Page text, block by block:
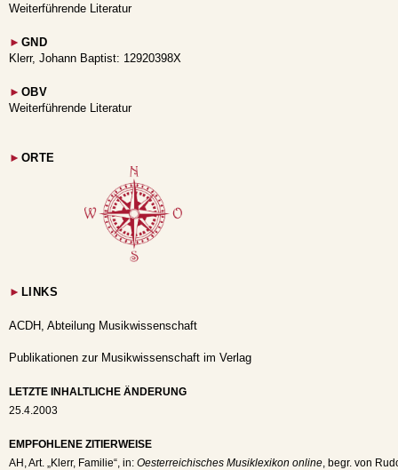
Weiterführende Literatur
► GND
Klerr, Johann Baptist: 12920398X
► OBV
Weiterführende Literatur
► ORTE
► LINKS
ACDH, Abteilung Musikwissenschaft
Publikationen zur Musikwissenschaft im Verlag
LETZTE INHALTLICHE ÄNDERUNG
25.4.2003
EMPFOHLENE ZITIERWEISE
AH , Art. „Klerr, Familie“, in: Oesterreichisches Musiklexikon online , begr. von